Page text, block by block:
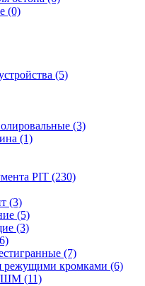
(0)
(5)
(3)
(1)
PIT (230)
(3)
(5)
(3)
(7)
режущими кромками (6)
УШМ (11)